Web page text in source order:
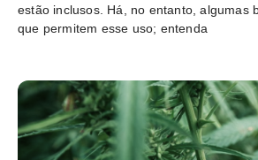
estão inclusos. Há, no entanto, algumas
que permitem esse uso; entenda